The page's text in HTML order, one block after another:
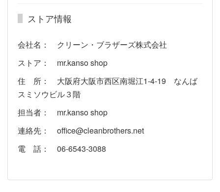
ストア情報
会社名： クリーン・ブラザーズ株式会社
ストア： mr.kanso shop
住 所： 大阪府大阪市西区南堀江1-4-19 なんば
スミソウビル３階
担当者： mr.kanso shop
連絡先： office@cleanbrothers.net
電 話： 06-6543-3088